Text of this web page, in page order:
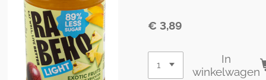
€ 3,89
In
winkelwagen